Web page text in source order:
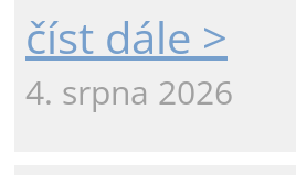
číst dále >
4. srpna 2026